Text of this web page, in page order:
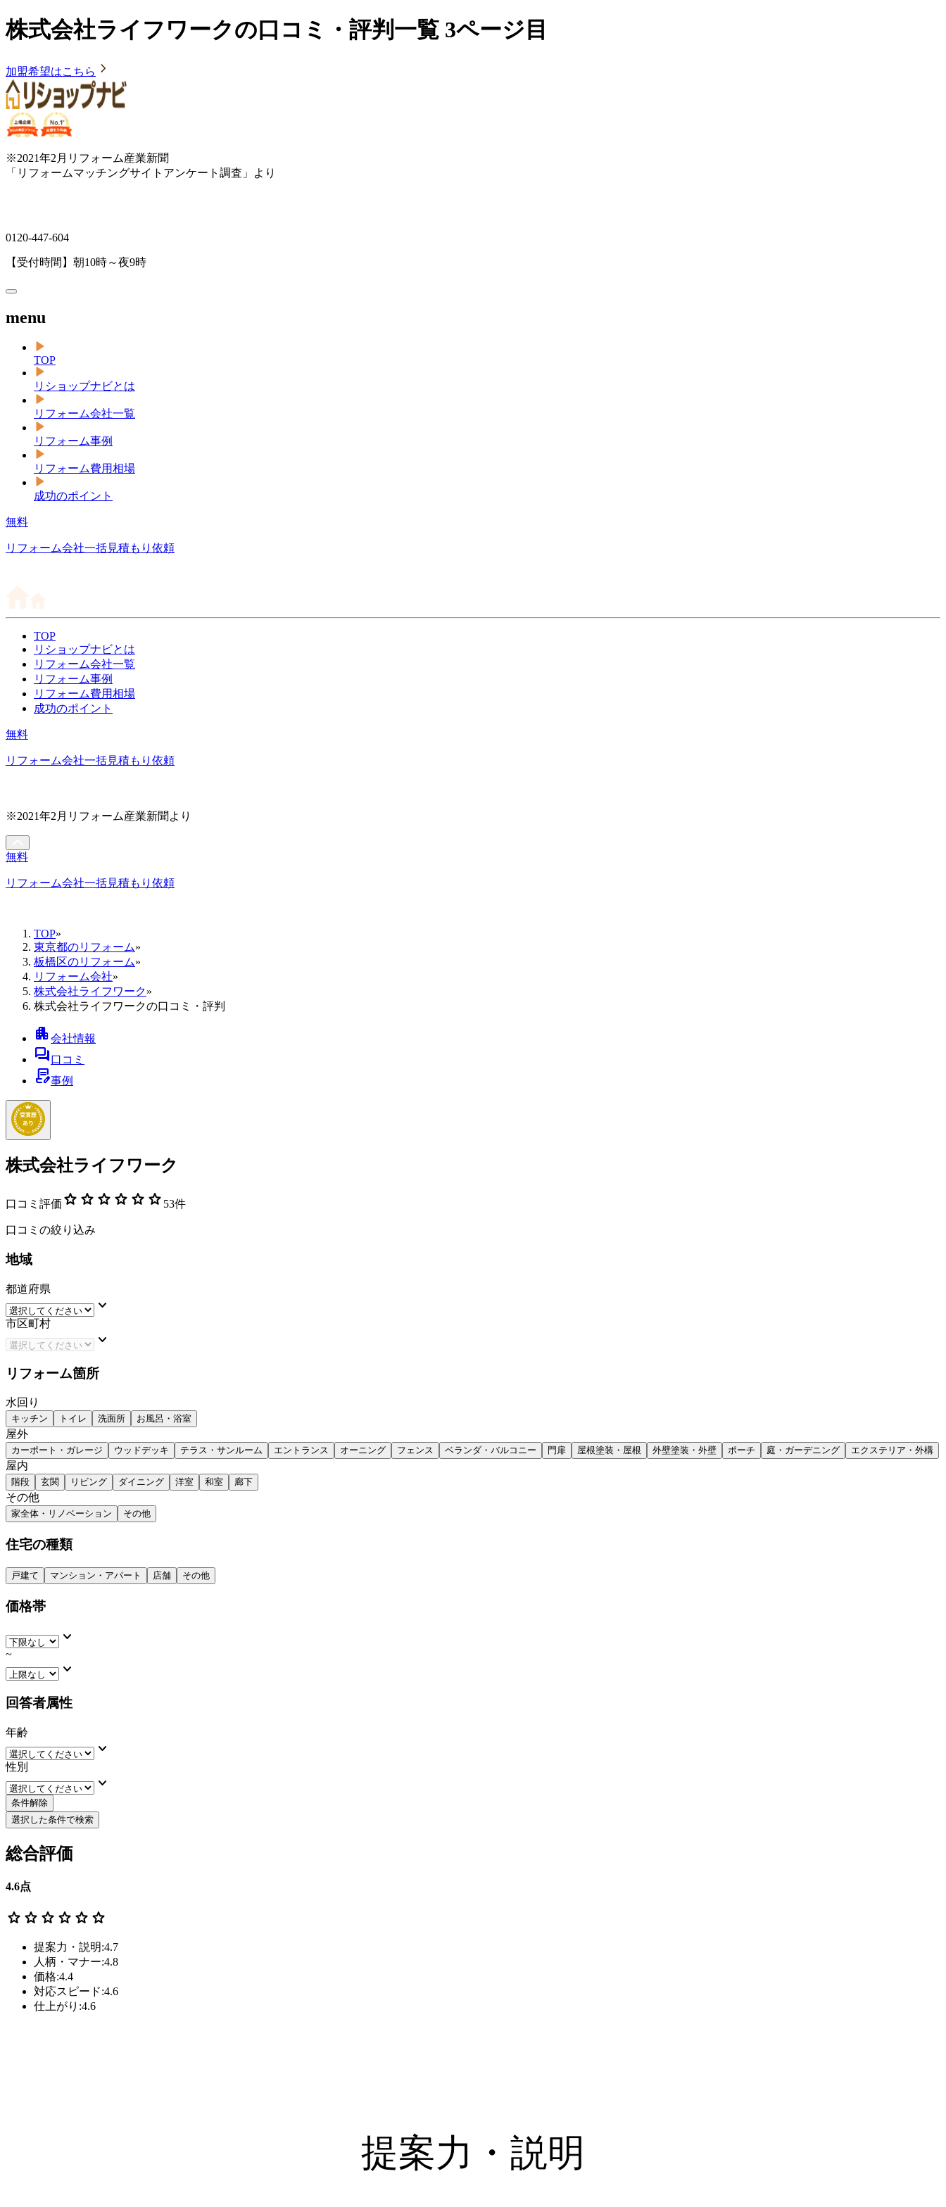
株式会社ライフワークの口コミ・評判一覧 3ページ目
加盟希望はこちら
※2021年2月リフォーム産業新聞
「リフォームマッチングサイトアンケート調査」より
0120-447-604
【受付時間】朝10時～夜9時
menu
TOP
リショップナビとは
リフォーム会社一覧
リフォーム事例
リフォーム費用相場
成功のポイント
無料
リフォーム会社一括見積もり依頼
TOP
リショップナビとは
リフォーム会社一覧
リフォーム事例
リフォーム費用相場
成功のポイント
無料
リフォーム会社一括見積もり依頼
※2021年2月リフォーム産業新聞より
無料
リフォーム会社一括見積もり依頼
TOP»
東京都のリフォーム»
板橋区のリフォーム»
リフォーム会社»
株式会社ライフワーク»
株式会社ライフワークの口コミ・評判
apartment会社情報
forum口コミ
contract_edit事例
株式会社ライフワーク
口コミ評価 star star star star star star 53件
口コミの絞り込み
地域
都道府県
keyboard_arrow_down
市区町村
keyboard_arrow_down
リフォーム箇所
水回り
キッチン トイレ 洗面所 お風呂・浴室
屋外
カーポート・ガレージ ウッドデッキ テラス・サンルーム エントランス オーニング フェンス ベランダ・バルコニー 門扉 屋根塗装・屋根 外壁塗装・外壁 ポーチ 庭・ガーデニング エクステリア・外構
屋内
階段 玄関 リビング ダイニング 洋室 和室 廊下
その他
家全体・リノベーション その他
住宅の種類
戸建て マンション・アパート 店舗 その他
価格帯
keyboard_arrow_down
~
keyboard_arrow_down
回答者属性
年齢
keyboard_arrow_down
性別
keyboard_arrow_down
条件解除
選択した条件で検索
総合評価
4.6点
star star star star star star
提案力・説明:4.7
人柄・マナー:4.8
価格:4.4
対応スピード:4.6
仕上がり:4.6
提案力・説明